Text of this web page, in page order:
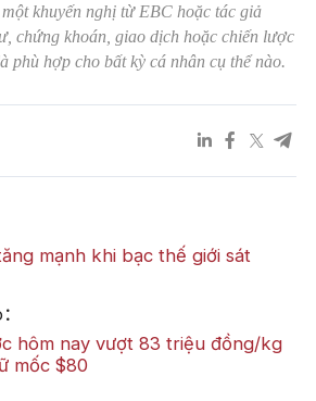
khuyến nghị từ EBC hoặc tác giả
chứng khoán, giao dịch hoặc chiến lược
phù hợp cho bất kỳ cá nhân cụ thể nào.
mạnh khi bạc thế giới sát
hôm nay vượt 83 triệu đồng/kg
mốc $80